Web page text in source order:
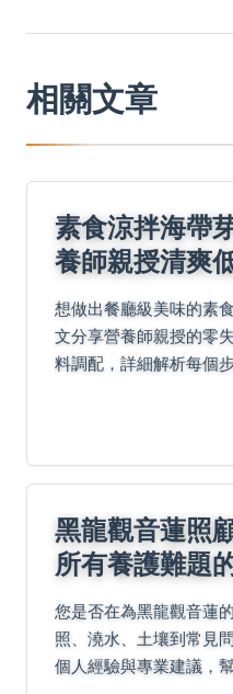
相關文章
素食涼拌海帶
養師親授清爽
想做出餐廳級美味的素
文分享營養師親授的零
料調配，詳細解析每個
黑龍觀音蓮照
所有養護難題
您是否在為黑龍觀音蓮
照、澆水、土壤到常見
個人經驗與專業建議，